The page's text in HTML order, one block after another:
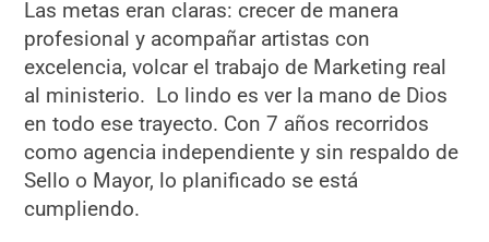
Las metas eran claras: crecer de manera
profesional y acompañar artistas con
excelencia, volcar el trabajo de Marketing real
al ministerio. Lo lindo es ver la mano de Dios
en todo ese trayecto. Con 7 años recorridos
como agencia independiente y sin respaldo de
Sello o Mayor, lo planificado se está
cumpliendo.